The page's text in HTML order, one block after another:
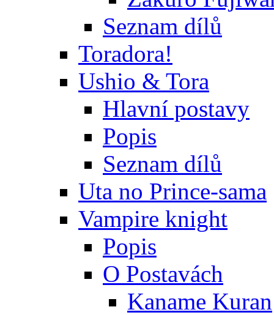
Seznam dílů
Toradora!
Ushio & Tora
Hlavní postavy
Popis
Seznam dílů
Uta no Prince-sama
Vampire knight
Popis
O Postavách
Kaname Kuran